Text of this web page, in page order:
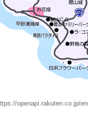
openapi.rakuten.co.jp/